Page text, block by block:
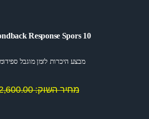
Response Spors 10
מבצע היכרות לזמן מוגבל
מחיר השוק: ₪2,600.00